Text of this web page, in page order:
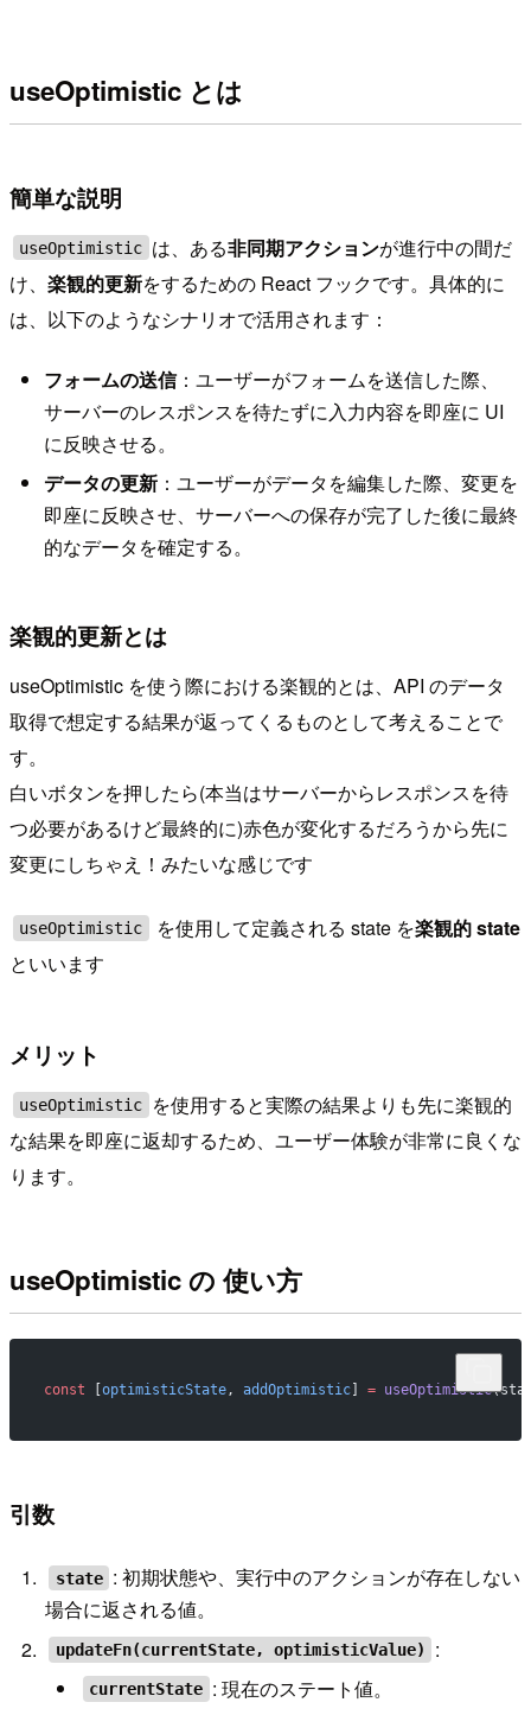
useOptimistic とは
簡単な説明
useOptimistic は、ある非同期アクションが進行中の間だ
け、 楽観的更新をするための React フックです。具体的に
は、以下のようなシナリオで活用されます：
フォームの送信：ユーザーがフォームを送信した際、
サーバーのレスポンスを待たずに入力内容を即座に UI
に反映させる。
データの更新：ユーザーがデータを編集した際、変更を
即座に反映させ、サーバーへの保存が完了した後に最終
的なデータを確定する。
楽観的更新とは
useOptimistic を使う際における楽観的とは、API のデータ
取得で想定する結果が返ってくるものとして考えることで
す。
白いボタンを押したら(本当はサーバーからレスポンスを待
つ必要があるけど最終的に)赤色が変化するだろうから先に
変更にしちゃえ！みたいな感じです
useOptimistic を使用して定義される state を楽観的 state
といいます
メリット
useOptimistic
を使用すると実際の結果よりも先に楽観的
な結果を即座に返却するため、ユーザー体験が非常に良くな
ります。
useOptimistic の 使い方
const [optimisticState, addOptimistic] = useOptimistic
引数
state : 初期状態や、実行中のアクションが存在しない
場合に返される値。
updateFn(currentState, optimisticValue) :
currentState : 現在のステート値。